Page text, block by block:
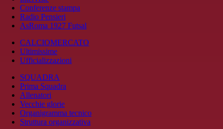
Conferenze stampa
Radio Pensieri
AsRoma 1927 Futsal
CALCIOMERCATO
Ultimissime
Ufficializzazioni
SQUADRA
Prima Squadra
Allenatori
Vecchie glorie
Organigramma tecnico
Struttura organizzativa